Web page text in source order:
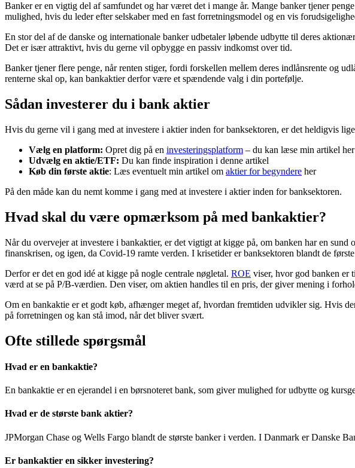
Banker er en vigtig del af samfundet og har været det i mange år. Mange banker tjener
mulighed, hvis du leder efter selskaber med en fast forretningsmodel og en vis
En stor del af de danske og internationale banker udbetaler løbende udbytte til deres
Det er især attraktivt, hvis du gerne vil opbygge en passiv indkomst over tid.
Banker tjener flere penge, når renten stiger, fordi forskellen mellem deres indlånsrente og
renterne skal op, kan bankaktier derfor være et spændende valg i din portefølje.
Sådan investerer du i bank aktier
Hvis du gerne vil i gang med at investere i aktier inden for banksektoren, er det heldigvis
Vælg en platform: Opret dig på en investeringsplatform – du kan læse min artikel her
Udvælg en aktie/ETF: Du kan finde inspiration i denne artikel
Køb din første aktie: Læs eventuelt min artikel om aktier for begyndere her
På den måde kan du nemt komme i gang med at investere i aktier inden for banksektoren.
Hvad skal du være opmærksom på med bankaktier?
Når du overvejer at investere i bankaktier, er det vigtigt at kigge på, om banken har en
finanskrisen, og igen, da Covid-19 ramte verden. I krisetider er banksektoren blandt de
Derfor er det en god idé at kigge på nogle centrale nøgletal. ROE viser, hvor god banken er
værd at se på P/B-værdien. Den viser, om aktien handles til en pris, der giver mening i
Om en bankaktie er et godt køb, afhænger meget af, hvordan fremtiden udvikler sig. Hvis
på forretningen og kan stå imod, når det bliver svært.
Ofte stillede spørgsmål
Hvad er en bankaktie?
En bankaktie er en ejerandel i en børsnoteret bank, som giver mulighed for udbytte og
Hvad er de største bank aktier?
JPMorgan Chase og Wells Fargo blandt de største banker i verden. I Danmark er Danske
Er bankaktier en sikker investering?